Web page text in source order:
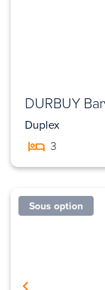
DURBUY
Duplex
3
Sous option